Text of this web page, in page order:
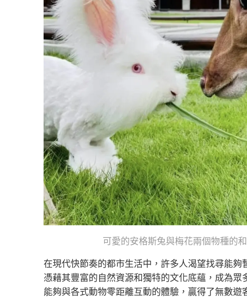
可愛的安格斯兔與梅花兩個物種的
在現代快節奏的都市生活中，許多人渴望找尋能
憑藉其豐富的自然資源和獨特的文化底蘊，成為
能夠與各式動物零距離互動的體驗，贏得了無數遊